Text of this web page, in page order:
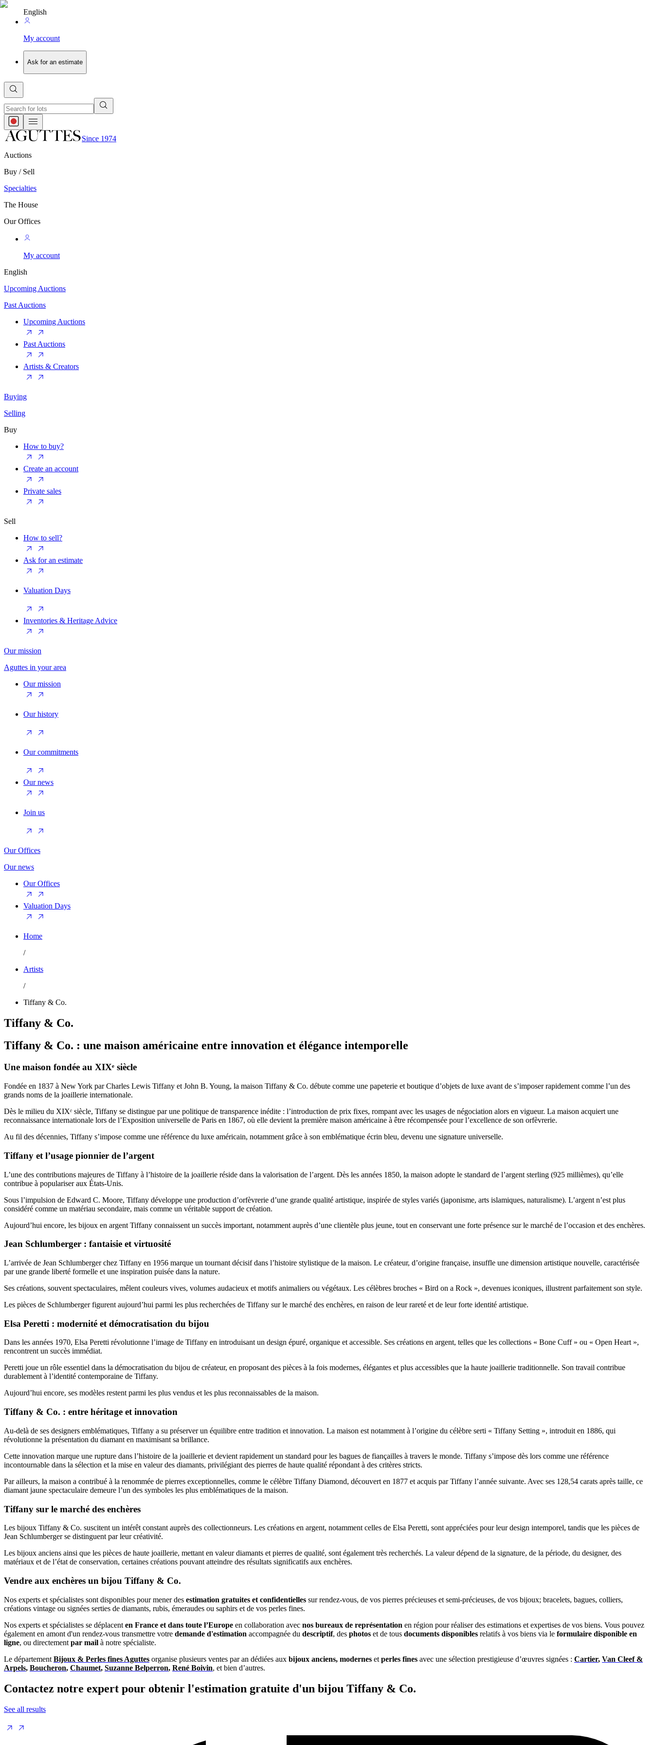
English
My account
Ask for an estimate
Since 1974
Auctions
Buy / Sell
Specialties
The House
Our Offices
My account
English
Upcoming Auctions
Past Auctions
Upcoming Auctions
Past Auctions
Artists & Creators
Buying
Selling
Buy
How to buy?
Create an account
Private sales
Sell
How to sell?
Ask for an estimate
Valuation Days
Inventories & Heritage Advice
Our mission
Aguttes in your area
Our mission
Our history
Our commitments
Our news
Join us
Our Offices
Our news
Our Offices
Valuation Days
Home
/
Artists
/
Tiffany & Co.
Tiffany & Co.
Tiffany & Co. : une maison américaine entre innovation et élégance intemporelle
Une maison fondée au XIXᵉ siècle
Fondée en 1837 à New York par Charles Lewis Tiffany et John B. Young, la maison Tiffany & Co. débute comme une papeterie et boutique d’objets de luxe avant de s’imposer rapidement comme l’un des
grands noms de la joaillerie internationale.
Dès le milieu du XIXᵉ siècle, Tiffany se distingue par une politique de transparence inédite : l’introduction de prix fixes, rompant avec les usages de négociation alors en vigueur. La maison acquiert une
reconnaissance internationale lors de l’Exposition universelle de Paris en 1867, où elle devient la première maison américaine à être récompensée pour l’excellence de son orfèvrerie.
Au fil des décennies, Tiffany s’impose comme une référence du luxe américain, notamment grâce à son emblématique écrin bleu, devenu une signature universelle.
Tiffany et l’usage pionnier de l’argent
L’une des contributions majeures de Tiffany à l’histoire de la joaillerie réside dans la valorisation de l’argent. Dès les années 1850, la maison adopte le standard de l’argent sterling (925 millièmes), qu’elle
contribue à populariser aux États-Unis.
Sous l’impulsion de Edward C. Moore, Tiffany développe une production d’orfèvrerie d’une grande qualité artistique, inspirée de styles variés (japonisme, arts islamiques, naturalisme). L’argent n’est plus
considéré comme un matériau secondaire, mais comme un véritable support de création.
Aujourd’hui encore, les bijoux en argent Tiffany connaissent un succès important, notamment auprès d’une clientèle plus jeune, tout en conservant une forte présence sur le marché de l’occasion et des enchères.
Jean Schlumberger : fantaisie et virtuosité
L’arrivée de Jean Schlumberger chez Tiffany en 1956 marque un tournant décisif dans l’histoire stylistique de la maison. Le créateur, d’origine française, insuffle une dimension artistique nouvelle, caractérisée
par une grande liberté formelle et une inspiration puisée dans la nature.
Ses créations, souvent spectaculaires, mêlent couleurs vives, volumes audacieux et motifs animaliers ou végétaux. Les célèbres broches « Bird on a Rock », devenues iconiques, illustrent parfaitement son style.
Les pièces de Schlumberger figurent aujourd’hui parmi les plus recherchées de Tiffany sur le marché des enchères, en raison de leur rareté et de leur forte identité artistique.
Elsa Peretti : modernité et démocratisation du bijou
Dans les années 1970, Elsa Peretti révolutionne l’image de Tiffany en introduisant un design épuré, organique et accessible. Ses créations en argent, telles que les collections « Bone Cuff » ou « Open Heart »,
rencontrent un succès immédiat.
Peretti joue un rôle essentiel dans la démocratisation du bijou de créateur, en proposant des pièces à la fois modernes, élégantes et plus accessibles que la haute joaillerie traditionnelle. Son travail contribue
durablement à l’identité contemporaine de Tiffany.
Aujourd’hui encore, ses modèles restent parmi les plus vendus et les plus reconnaissables de la maison.
Tiffany & Co. : entre héritage et innovation
Au-delà de ses designers emblématiques, Tiffany a su préserver un équilibre entre tradition et innovation. La maison est notamment à l’origine du célèbre serti « Tiffany Setting », introduit en 1886, qui
révolutionne la présentation du diamant en maximisant sa brillance.
Cette innovation marque une rupture dans l’histoire de la joaillerie et devient rapidement un standard pour les bagues de fiançailles à travers le monde. Tiffany s’impose dès lors comme une référence
incontournable dans la sélection et la mise en valeur des diamants, privilégiant des pierres de haute qualité répondant à des critères stricts.
Par ailleurs, la maison a contribué à la renommée de pierres exceptionnelles, comme le célèbre Tiffany Diamond, découvert en 1877 et acquis par Tiffany l’année suivante. Avec ses 128,54 carats après taille, ce
diamant jaune spectaculaire demeure l’un des symboles les plus emblématiques de la maison.
Tiffany sur le marché des enchères
Les bijoux Tiffany & Co. suscitent un intérêt constant auprès des collectionneurs. Les créations en argent, notamment celles de Elsa Peretti, sont appréciées pour leur design intemporel, tandis que les pièces de
Jean Schlumberger se distinguent par leur créativité.
Les bijoux anciens ainsi que les pièces de haute joaillerie, mettant en valeur diamants et pierres de qualité, sont également très recherchés. La valeur dépend de la signature, de la période, du designer, des
matériaux et de l’état de conservation, certaines créations pouvant atteindre des résultats significatifs aux enchères.
Vendre aux enchères un bijou Tiffany & Co.
Nos experts et spécialistes sont disponibles pour mener des estimation gratuites et confidentielles sur rendez-vous, de vos pierres précieuses et semi-précieuses, de vos bijoux; bracelets, bagues, colliers,
créations vintage ou signées serties de diamants, rubis, émeraudes ou saphirs et de vos perles fines.
Nos experts et spécialistes se déplacent en France et dans toute l’Europe en collaboration avec nos bureaux de représentation en région pour réaliser des estimations et expertises de vos biens. Vous pouvez
également en amont d'un rendez-vous transmettre votre demande d'estimation accompagnée du descriptif, des photos et de tous documents disponibles relatifs à vos biens via le formulaire disponible en
ligne, ou directement par mail à notre spécialiste.
Le département Bijoux & Perles fines Aguttes organise plusieurs ventes par an dédiées aux bijoux anciens, modernes et perles fines avec une sélection prestigieuse d’œuvres signées : Cartier, Van Cleef &
Arpels, Boucheron, Chaumet, Suzanne Belperron, René Boivin, et bien d’autres.
Contactez notre expert pour obtenir l'estimation gratuite d'un bijou Tiffany & Co.
See all results